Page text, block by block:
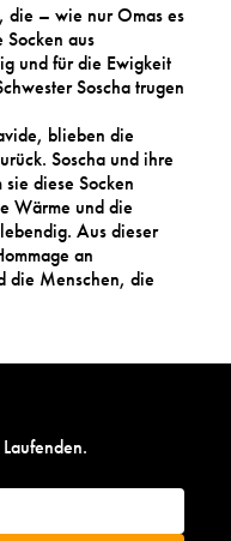
die – wie nur Omas es
Socken aus
und für die Ewigkeit
Soscha trugen
blieben die
Soscha und ihre
diese Socken
Wärme und die
Aus dieser
an
die Menschen, die